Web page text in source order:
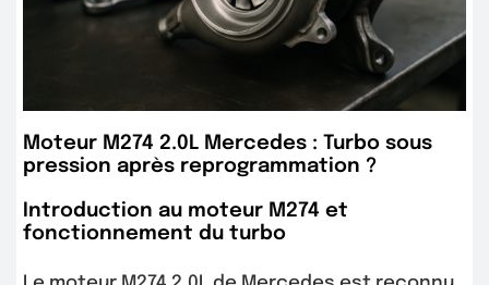
Moteur M274 2.0L Mercedes : Turbo sous
pression après reprogrammation ?
Introduction au moteur M274 et
fonctionnement du turbo